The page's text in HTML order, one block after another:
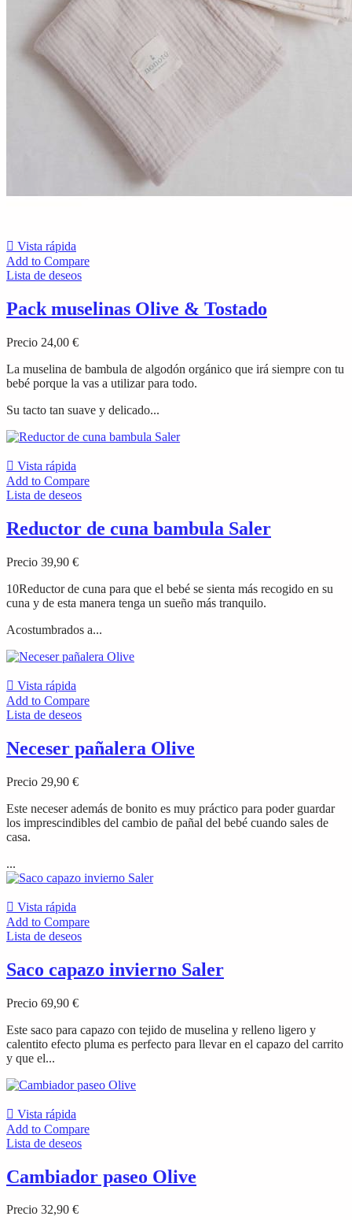
 Vista rápida
Add to Compare
Lista de deseos
Pack muselinas Olive & Tostado
Precio 24,00 €
La muselina de bambula de algodón orgánico que irá siempre con tu
bebé porque la vas a utilizar para todo.
Su tacto tan suave y delicado...
 Vista rápida
Add to Compare
Lista de deseos
Reductor de cuna bambula Saler
Precio 39,90 €
10Reductor de cuna para que el bebé se sienta más recogido en su
cuna y de esta manera tenga un sueño más tranquilo.
Acostumbrados a...
 Vista rápida
Add to Compare
Lista de deseos
Neceser pañalera Olive
Precio 29,90 €
Este neceser además de bonito es muy práctico para poder guardar
los imprescindibles del cambio de pañal del bebé cuando sales de
casa.
...
 Vista rápida
Add to Compare
Lista de deseos
Saco capazo invierno Saler
Precio 69,90 €
Este saco para capazo con tejido de muselina y relleno ligero y
calentito efecto pluma es perfecto para llevar en el capazo del carrito
y que el...
 Vista rápida
Add to Compare
Lista de deseos
Cambiador paseo Olive
Precio 32,90 €